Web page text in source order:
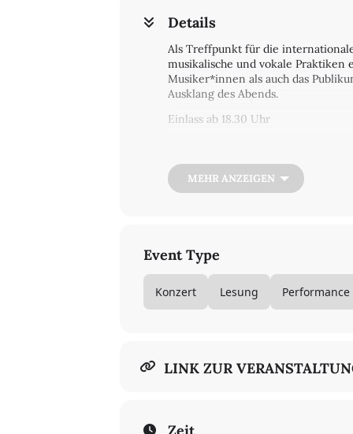
Details
Als Treffpunkt für die
musikalische und vokale Praktiken
Musiker*innen als auch das
Ausklang des Abends.
Einlass ab 18.30 Uhr
In deutscher und englischer
MEHR ANZEIGEN
Event Type
Konzert Lesung Performance
LINK ZUR